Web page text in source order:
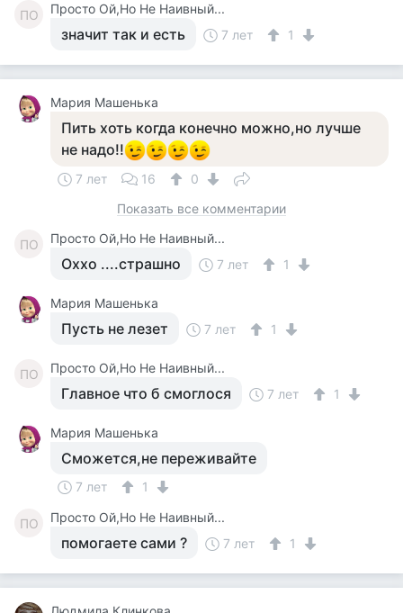
ПО Просто Ой,Но Не Наивный...
значит так и есть 7 лет 1
Мария Машенька
Пить хоть когда конечно можно,но лучше
не надо!!
7 лет 16
0
Показать все комментарии
ПО Просто Ой,Но Не Наивный...
Оххо ....страшно 7 лет 1
Мария Машенька
Пусть не лезет 7 лет 1
ПО Просто Ой,Но Не Наивный...
Главное что б смоглося 7 лет 1
Мария Машенька
Сможется,не переживайте
7 лет 1
ПО Просто Ой,Но Не Наивный...
помогаете сами ? 7 лет 1